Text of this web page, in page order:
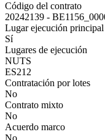
Código del contrato
20242139 -
Lugar ejecución
Sí
Lugares de ejecución
NUTS
ES212
Contratación por lotes
No
Contrato mixto
No
Acuerdo marco